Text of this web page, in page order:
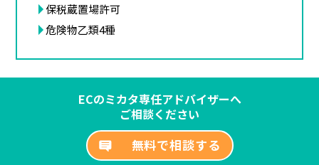
保税蔵置場許可
危険物乙類4種
ECのミカタ専任アドバイザーへ
ご相談ください
無料で相談する